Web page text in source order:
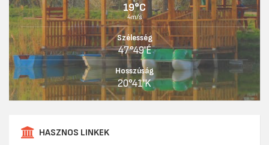
19°C
4m/s
Szélesség
47°49'É
Hosszúság
20°41'K
HASZNOS LINKEK